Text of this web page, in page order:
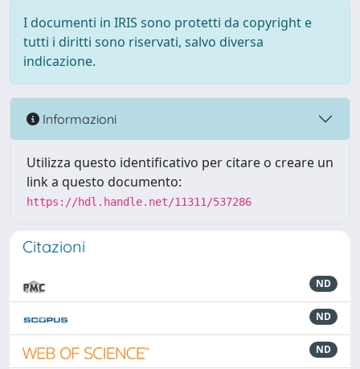
I documenti in IRIS sono protetti da copyright e
tutti i diritti sono riservati, salvo diversa
indicazione.
Informazioni
Utilizza questo identificativo per citare o creare un
link a questo documento:
https://hdl.handle.net/11311/537286
Citazioni
ND
ND
ND